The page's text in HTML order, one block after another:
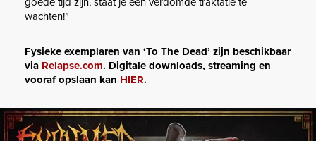
wachten!”
Fysieke exemplaren van ‘To The Dead’ zijn beschikbaar
via Relapse.com. Digitale downloads, streaming en
vooraf opslaan kan HIER.